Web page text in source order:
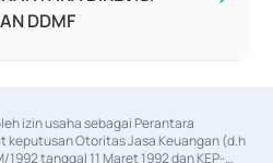
DDMF
izin usaha sebagai Perantara
keputusan Otoritas Jasa Keuangan (d.h
1992 tanggal 11 Maret 1992 dan KEP-